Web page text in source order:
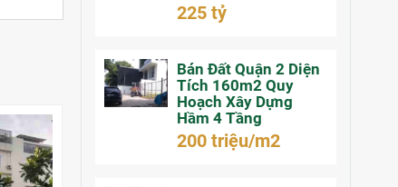
225 tỷ
Bán Đất Quận 2 Diện
Tích 160m2 Quy
Hoạch Xây Dựng
Hầm 4 Tầng
200 triệu/m2